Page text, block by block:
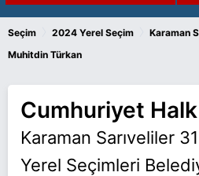
Seçim 2024 Yerel Seçim Karaman
Muhitdin Türkan
Cumhuriyet
Karaman Sarıveliler
Yerel Seçimleri